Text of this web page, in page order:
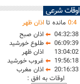
اوقات شرعی
0:4 مانده تا اذان ظهر
04:32:38
اذان صبح
06:09:39
طلوع خورشید
13:04:02
اذان ظهر
19:56:18
غروب خورشید
20:16:33
اذان مغرب
اوقات به افق :